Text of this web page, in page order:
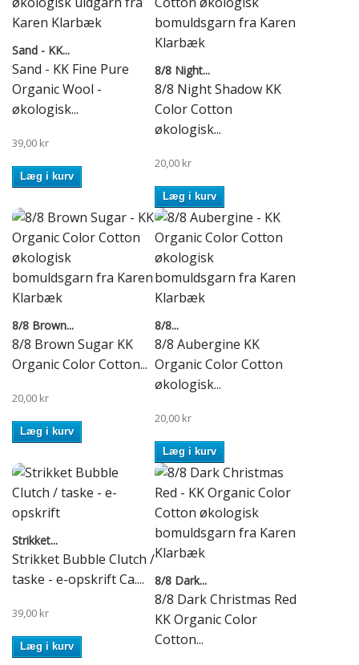
Sand - KK...
Sand - KK Fine Pure
Organic Wool -
økologisk...
39,00 kr
Læg i kurv
8/8 Night...
8/8 Night Shadow KK
Color Cotton
økologisk...
20,00 kr
Læg i kurv
8/8 Brown...
8/8 Brown Sugar KK
Organic Color Cotton...
20,00 kr
Læg i kurv
8/8...
8/8 Aubergine KK
Organic Color Cotton
økologisk...
20,00 kr
Læg i kurv
Strikket...
Strikket Bubble Clutch /
taske - e-opskrift Ca....
39,00 kr
Læg i kurv
8/8 Dark...
8/8 Dark Christmas Red
KK Organic Color
Cotton...